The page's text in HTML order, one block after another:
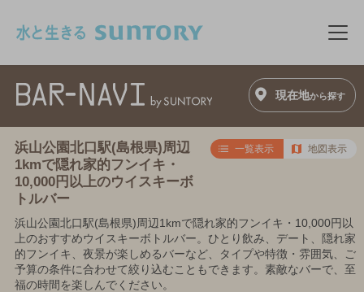
メ
現在地から探す
浜山公園北口駅(島根県)周辺
1kmで隠れ家的フンイキ・
10,000円以上のウイスキーボ
トルバー
一覧表示 地図表示
浜山公園北口駅(島根県)周辺1kmで隠れ家的フンイキ・10,000円以
上のおすすめウイスキーボトルバー。ひとり飲み、デート、隠れ家
的フンイキ、夜景が楽しめるバーなど、タイプや特徴・雰囲気、ご
予算の条件に合わせて絞り込むこともできます。素敵なバーで、至
福の時間を楽しんでください。